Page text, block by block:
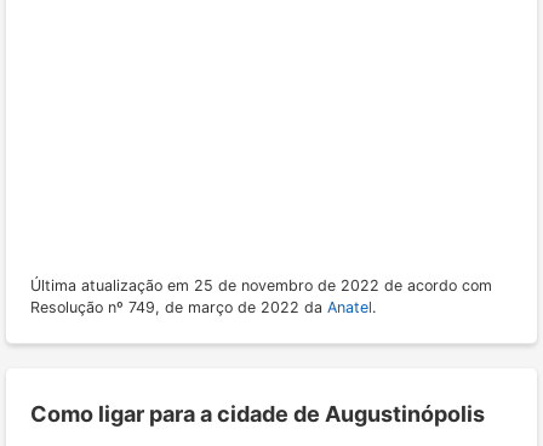
Última atualização em 25 de novembro de 2022 de acordo com
Resolução nº 749, de março de 2022 da Anatel.
Como ligar para a cidade de Augustinópolis